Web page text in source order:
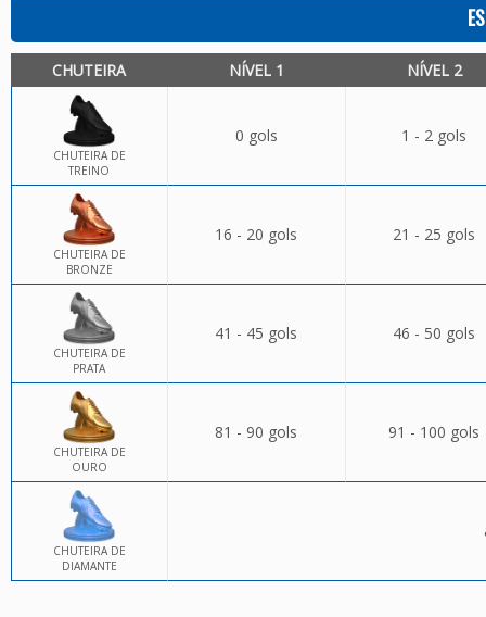
CHUTEIRA NÍVEL 1 NÍVEL 2
CHUTEIRA DE
TREINO
0 gols 1 - 2 gols
CHUTEIRA DE
BRONZE
16 - 20 gols 21 - 25 gols
CHUTEIRA DE
PRATA
41 - 45 gols 46 - 50 gols
CHUTEIRA DE
OURO
81 - 90 gols 91 - 100 gols
CHUTEIRA DE
DIAMANTE